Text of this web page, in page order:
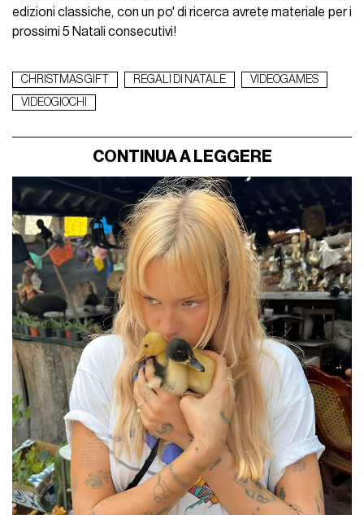
edizioni classiche, con un po' di ricerca avrete materiale per i
prossimi 5 Natali consecutivi!
CHRISTMAS GIFT REGALI DI NATALE
VIDEOGAMES
VIDEOGIOCHI
CONTINUA A LEGGERE